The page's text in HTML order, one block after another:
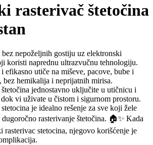
rasterivač štetočina
nepoželjnih gostiju uz elektronski
koristi naprednu ultrazvučnu tehnologiju.
efikasno utiče na miševe, pacove, bube i
bez hemikalija i neprijatnih mirisa.
jednostavno uključite u utičnicu i
vi uživate u čistom i sigurnom prostoru.
je idealno rešenje za sve koji žele
rasterivanje štetočina. 🏠✨ Kada
rasterivac stetocina, njegovo korišćenje je